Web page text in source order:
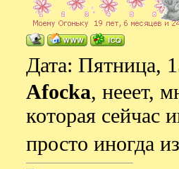
Дата: Пятница,
Afocka, нееет,
которая сейчас
просто иногда